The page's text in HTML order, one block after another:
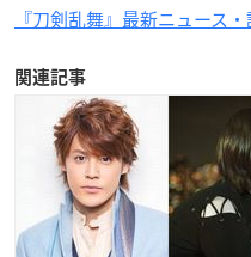
『刀剣乱舞』最新ニュース
関連記事